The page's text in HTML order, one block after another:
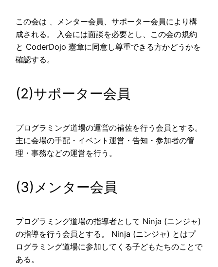
この会は 、メンター会員、サポーター会員により構
成される。 入会には面談を必要とし、この会の規約
と CoderDojo 憲章に同意し尊重できる方かどうかを
確認する。
(2)サポーター会員
プログラミング道場の運営の補佐を行う会員とする。
主に会場の手配・イベント運営・告知・参加者の管
理・事務などの運営を行う。
(3)メンター会員
プログラミング道場の指導者として Ninja (ニンジャ)
の指導を行う会員とする。 Ninja (ニンジャ) とはプ
ログラミング道場に参加してくる子どもたちのことで
ある。